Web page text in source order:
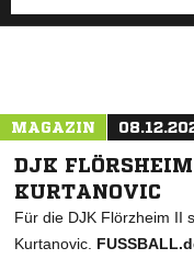
MAGAZIN
DJK
KURTANOVIC
Für die DJK Flörzheim II
Kurtanovic.